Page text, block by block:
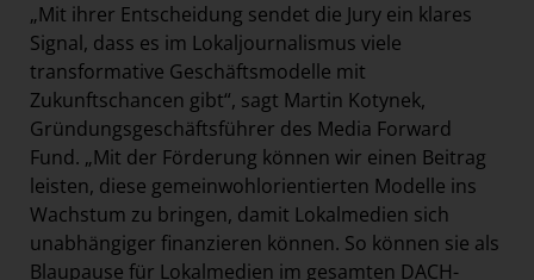
„Mit ihrer Entscheidung sendet die Jury ein klares
Signal, dass es im Lokaljournalismus viele
transformative Geschäftsmodelle mit
Zukunftschancen gibt“, sagt Martin Kotynek,
Gründungsgeschäftsführer des Media Forward
Fund. „Mit der Förderung können wir einen Beitrag
leisten, diese gemeinwohlorientierten Modelle ins
Wachstum zu bringen, damit Lokalmedien sich
unabhängiger finanzieren können. So können sie als
Blaupause für Lokalmedien im gesamten DACH-